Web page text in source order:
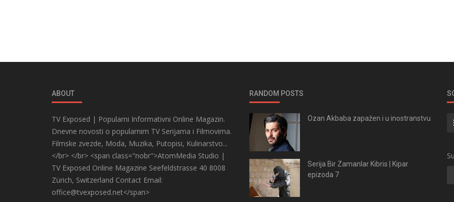
ABOUT
TV Exposed | Popularni Informativni Online Magazin.
Dnevne novosti o popularnim TV Serijama i Filmovima.
Filmske zvezde, Moda, Muzika, Putopisi, Kulinarstvo...
</br> </br> <span class="nobr">AtomMedia Studio |
TV Exposed Online Magazine Seefeldstrasse 40 8008
Zürich, Switzerland Contact Email:
office@tvexposed.net</span>
RANDOM POSTS
Ozan Akbaba zapažen i u inostranstvu
Serija Bir Zamanlar Kibris | Kipar
epizoda 7